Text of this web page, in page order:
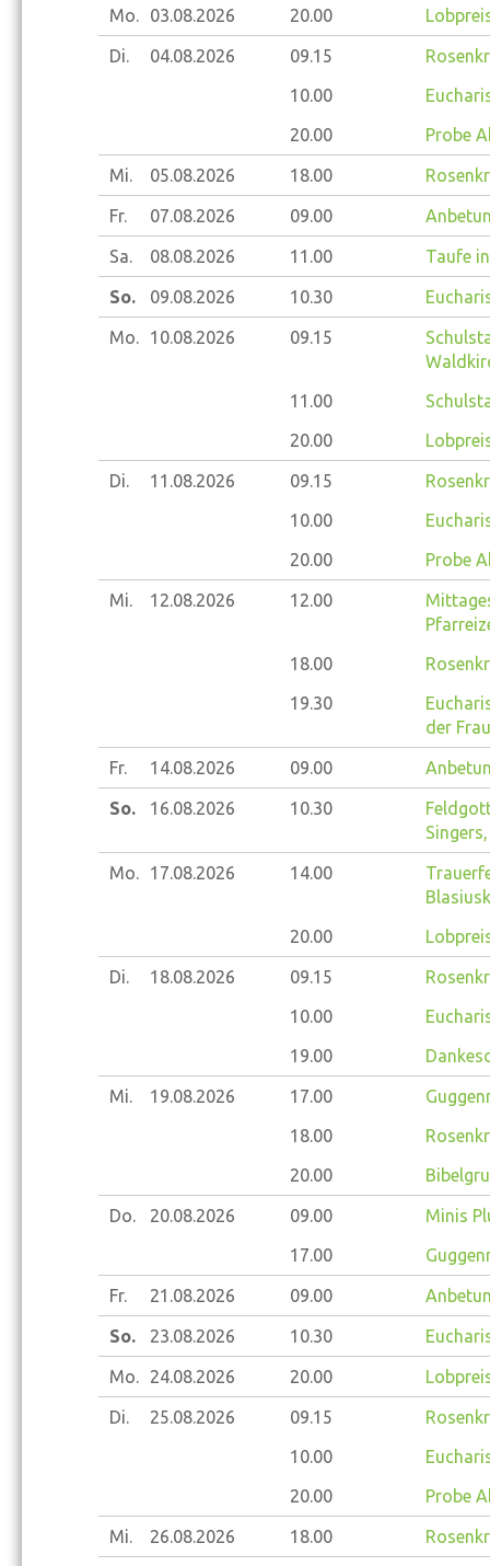
Mo. 03.08.2026 20.00
Di. 04.08.2026 09.15
10.00
20.00
Probe
Mi. 05.08.2026 18.00
Fr. 07.08.2026 09.00
Sa. 08.08.2026 11.00 Taufe
So. 09.08.2026 10.30
Mo. 10.08.2026 09.15
11.00
20.00
Di. 11.08.2026 09.15
10.00
20.00
Probe
Mi. 12.08.2026 12.00
18.00
19.30
der
Fr. 14.08.2026 09.00
So. 16.08.2026 10.30
Mo. 17.08.2026 14.00
20.00
Di. 18.08.2026 09.15
10.00
19.00
Mi. 19.08.2026 17.00
18.00
20.00
Do. 20.08.2026 09.00
Minis
17.00
Fr. 21.08.2026 09.00
So. 23.08.2026 10.30
Mo. 24.08.2026 20.00
Di. 25.08.2026 09.15
10.00
20.00
Probe
Mi. 26.08.2026 18.00